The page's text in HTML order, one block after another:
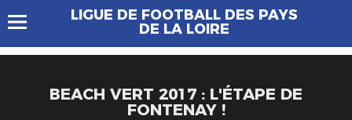
LIGUE DE FOOTBALL DES PAYS
DE LA LOIRE
BEACH VERT 2017 : L'ÉTAPE DE
FONTENAY !